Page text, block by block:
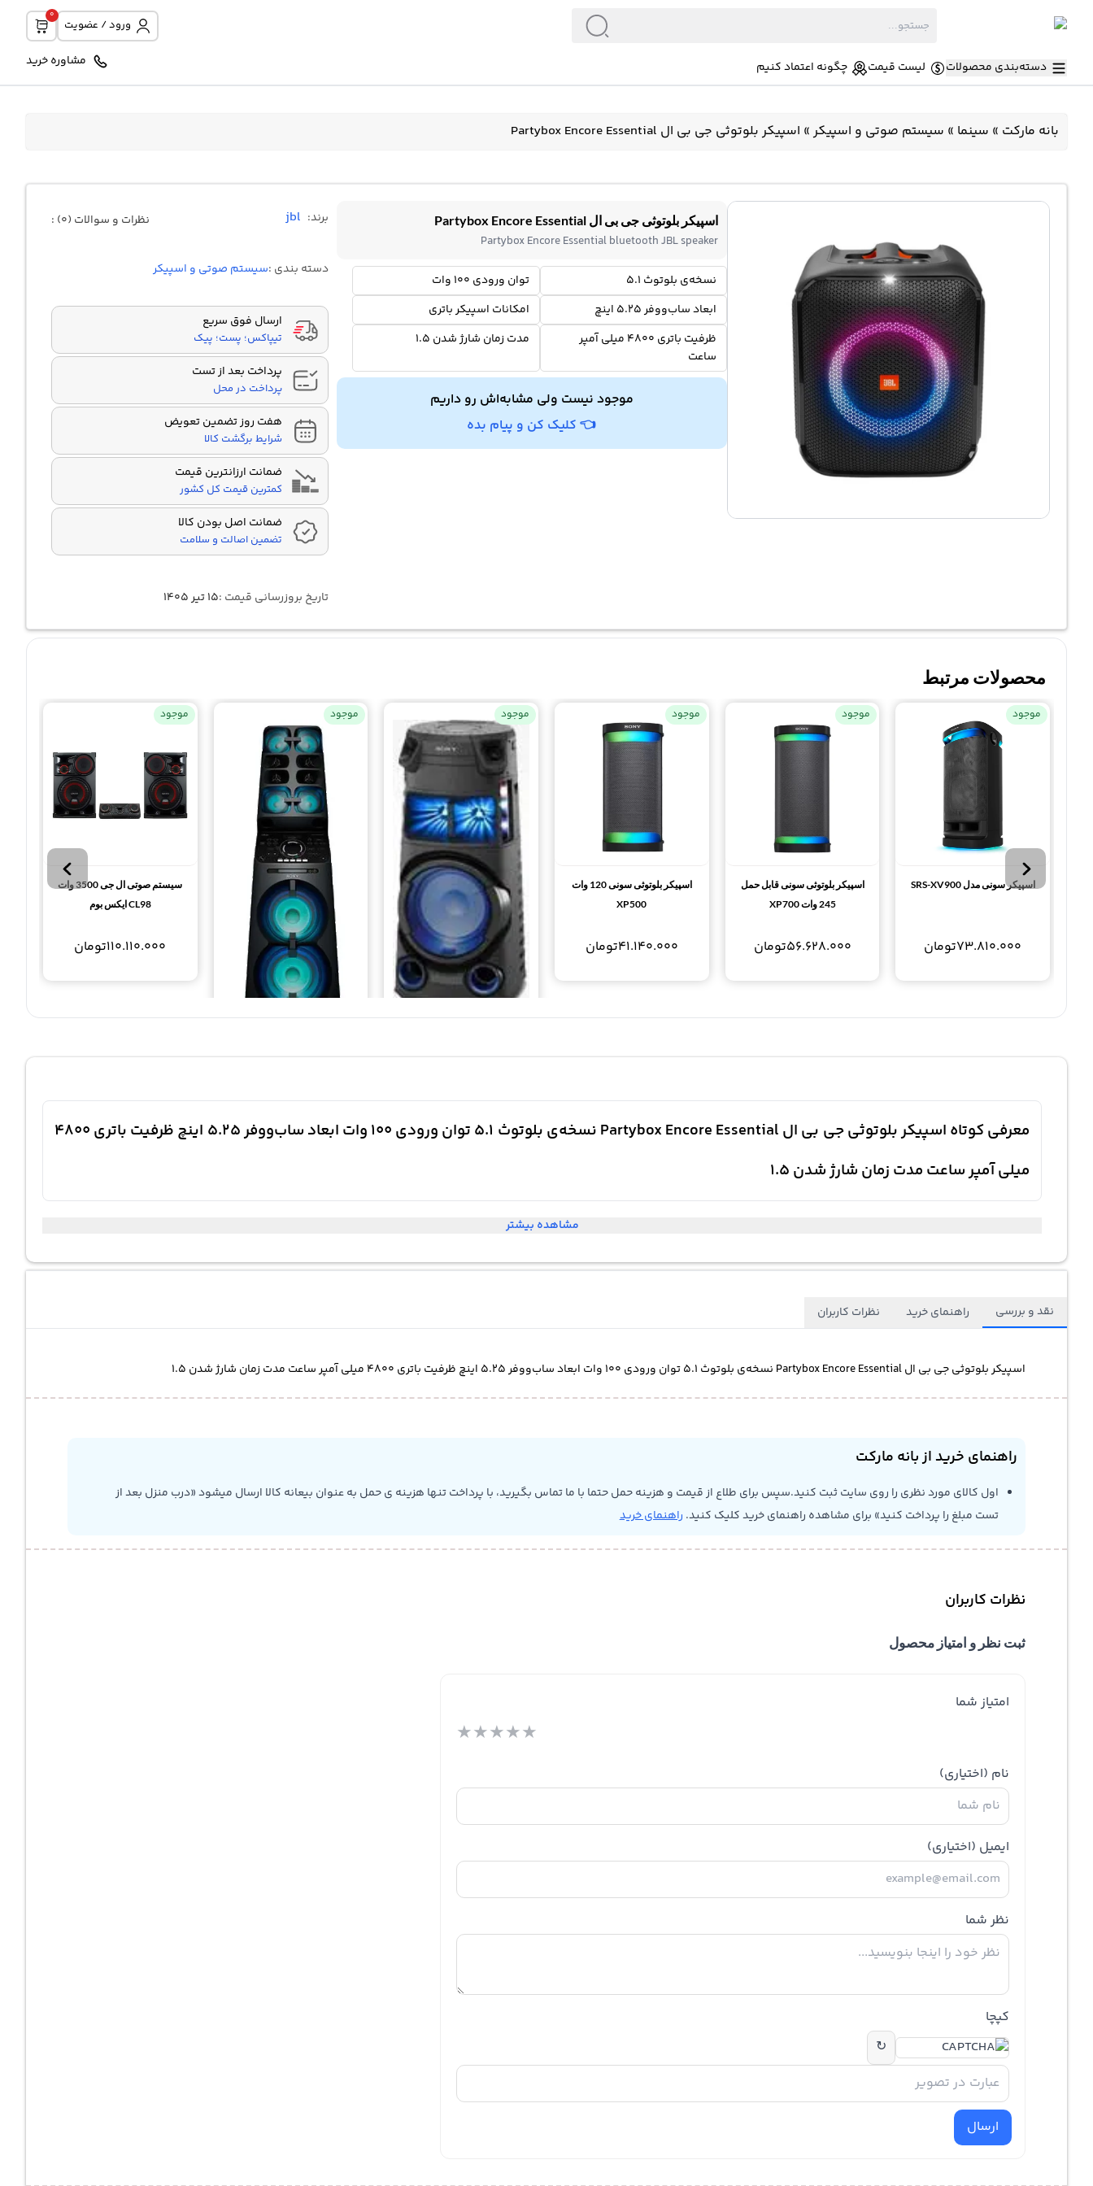
ورود / عضویت
0
دسته‌بندی محصولات لیست قیمت چگونه اعتماد کنیم مشاوره خرید
بانه مارکت » سینما » سیستم صوتی و اسپیکر» اسپیکر بلوتوثی جی بی ال Partybox Encore Essential
اسپیکر بلوتوثی جی بی ال Partybox Encore Essential
Partybox Encore Essential bluetooth JBL speaker
نسخه‌ی بلوتوث 5.1
توان ورودی 100 وات
ابعاد ساب‌ووفر 5.25 اینچ
امکانات اسپیکر باتری
ظرفیت باتری 4800 میلی آمپر
ساعت
مدت زمان شارژ شدن 1.5
موجود نیست ولی مشابه‌اش رو داریم
👈 کلیک کن و پیام بده
برند: jbl نظرات و سوالات (0) :
دسته بندی :سیستم صوتی و اسپیکر
ارسال فوق سریع
تیپاکس؛ پست؛ پیک
پرداخت بعد از تست
پرداخت در محل
هفت روز تضمین تعویض
شرایط برگشت کالا
ضمانت ارزانترین قیمت
کمترین قیمت کل کشور
ضمانت اصل بودن کالا
تضمین اصالت و سلامت
تاریخ بروزرسانی قیمت :۱۵ تیر ۱۴۰۵
محصولات مرتبط
موجود
اسپیکر سونی مدل SRS-XV900
73.810.000تومان
موجود
اسپیکر بلوتوثی سونی قابل حمل
245 وات XP700
56.628.000تومان
موجود
اسپیکر بلوتوثی سونی 120 وات
XP500
41.140.000تومان
موجود
52.030.000تومان
موجود
سیستم صوتی سونی 2400 وات
موجود
سیستم صوتی ال جی 3500 وات
CL98 ایکس بوم
110.110.000تومان
معرفی کوتاه اسپیکر بلوتوثی جی بی ال Partybox Encore Essential نسخه‌ی بلوتوث 5.1 توان ورودی 100 وات ابعاد ساب‌ووفر 5.25 اینچ ظرفیت باتری 4800
میلی آمپر ساعت مدت زمان شارژ شدن 1.5
مشاهده بیشتر
نقد و بررسی راهنمای خرید نظرات کاربران
اسپیکر بلوتوثی جی بی ال Partybox Encore Essential نسخه‌ی بلوتوث 5.1 توان ورودی 100 وات ابعاد ساب‌ووفر 5.25 اینچ ظرفیت باتری 4800 میلی آمپر ساعت مدت زمان شارژ شدن 1.5
راهنمای خرید از بانه مارکت
اول کالای مورد نظری را روی سایت ثبت کنید.سپس برای طلاع از قیمت و هزینه حمل حتما با ما تماس بگیرید، با پرداخت تنها هزینه ی حمل به عنوان بیعانه کالا ارسال میشود «درب منزل بعد از
تست مبلغ را پرداخت کنید» برای مشاهده راهنمای خرید کلیک کنید. راهنمای خرید
نظرات کاربران
ثبت نظر و امتیاز محصول
امتیاز شما
★★★★★
نام (اختیاری)
ایمیل (اختیاری)
نظر شما
کپچا
↻
ارسال